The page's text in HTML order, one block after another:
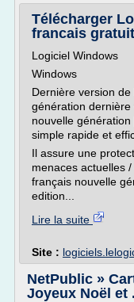
Télécharger
francais
Logiciel Windows
Windows
Dernière version
génération
nouvelle
simple rapide et
Il assure une
menaces actuelles
français nouvelle
edition...
Lire la suite
Site :
NetPublic »
Joyeux Noël et